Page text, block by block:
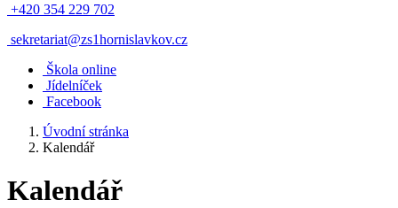
+420 354 229 702
sekretariat@zs1hornislavkov.cz
Škola online
Jídelníček
Facebook
Úvodní stránka
Kalendář
Kalendář